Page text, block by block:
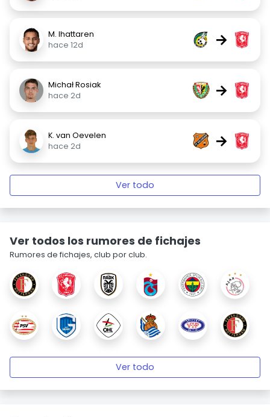
M. Ihattaren
hace 12d
→
Michał Rosiak
hace 2d
→
K. van Oevelen
hace 2d
→
Ver todo
Ver todos los rumores de fichajes
Rumores de fichajes, club por club.
Ver todo